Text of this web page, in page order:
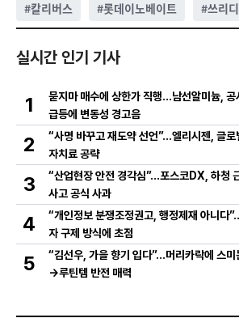
#칼리버스 #롯데이노베이트 #쓰리
실시간 인기 기사
1
묻지마 매수에 상한가 직행…남선알미늄, 공
급등에 변동성 경고음
2
“사명 바꾸고 재도약 선언”…엘리시젠, 글로
자치료 공략
3
“산업현장 안전 경각심”…포스코DX, 하청
사고 공식 사과
4
“개인정보 분쟁조정권고, 행정제재 아니다
자 구제 방식에 초점
5
“김선우, 가을 향기 입다”…머리카락에 스미
→루틴템 반전 매력